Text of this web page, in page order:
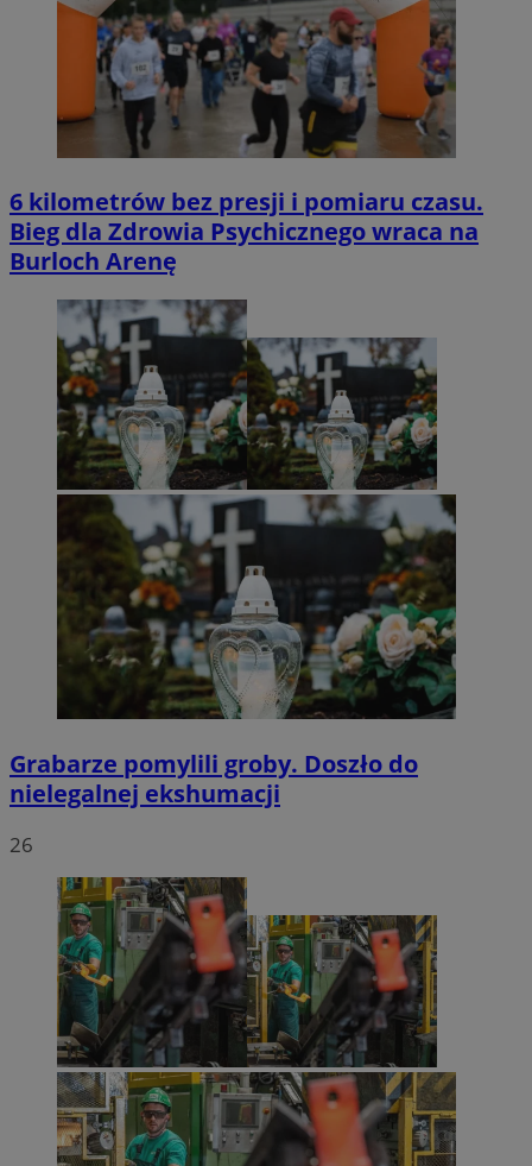
6 kilometrów bez presji i pomiaru czasu.
Bieg dla Zdrowia Psychicznego wraca na
Burloch Arenę
Grabarze pomylili groby. Doszło do
nielegalnej ekshumacji
26